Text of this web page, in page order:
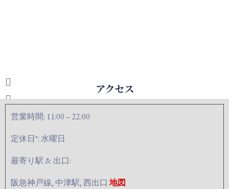
アクセス
営業時間: 11:00 – 22:00
定休日*: 水曜日
最寄り駅 & 出口:
阪急神戸線, 中津駅, 西出口 地図